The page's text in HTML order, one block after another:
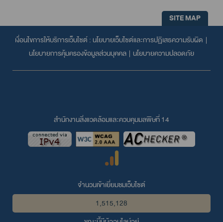
SITE MAP
เงื่อนไขการให้บริการเว็บไซต์ : นโยบายเว็บไซต์และการปฏิเสธความรับผิด |
นโยบายการคุ้มครองข้อมูลส่วนบุคคล | นโยบายความปลอดภัย
สำนักงานสิ่งแวดล้อมและควบคุมมลพิษที่ 14
จำนวนเข้าเยี่ยมชมเว็บไซต์
1,515,128